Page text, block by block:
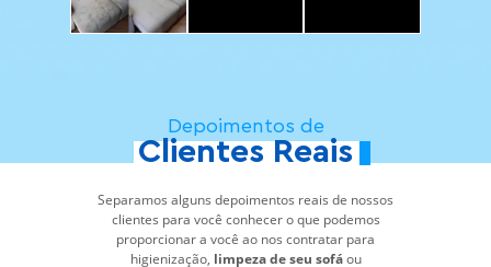
Depoimentos de
Clientes Reais
Separamos alguns depoimentos reais de nossos
clientes para você conhecer o que podemos
proporcionar a você ao nos contratar para
higienização, limpeza de seu sofáou